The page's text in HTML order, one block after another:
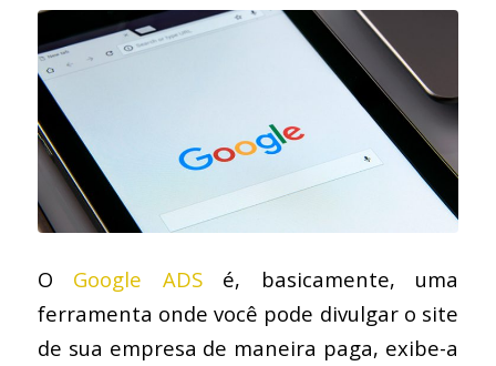
O Google ADS é, basicamente, uma
ferramenta onde você pode divulgar o site
de sua empresa de maneira paga, exibe-a